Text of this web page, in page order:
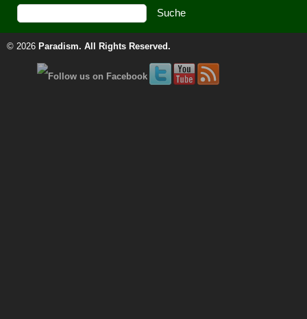
© 2026 Paradism. All Rights Reserved.